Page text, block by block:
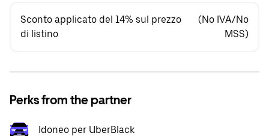
Sconto applicato del 14% sul prezzo
di listino
(No IVA/No
MSS)
Perks from the partner
Idoneo per UberBlack